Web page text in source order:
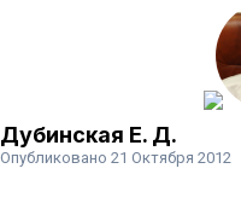
Дубинская Е. Д.
Опубликовано 21 Октября 2012